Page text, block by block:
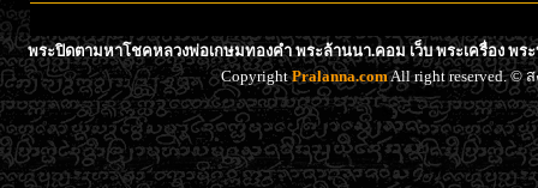
พระปิดตามหาโชคหลวงพ่อเกษมทองคำ พระล้านนา.คอม เว็บ พระเครื่อง พ
CopyrightPralanna.comAll right reserved. ©